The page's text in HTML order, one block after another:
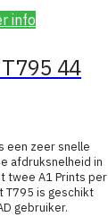
info
44
een zeer snelle
afdruksnelheid in
twee A1 Prints per
T795 is geschikt
gebruiker.